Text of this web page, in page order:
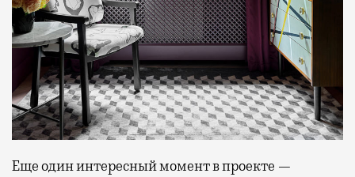
Еще один интересный момент в проекте —